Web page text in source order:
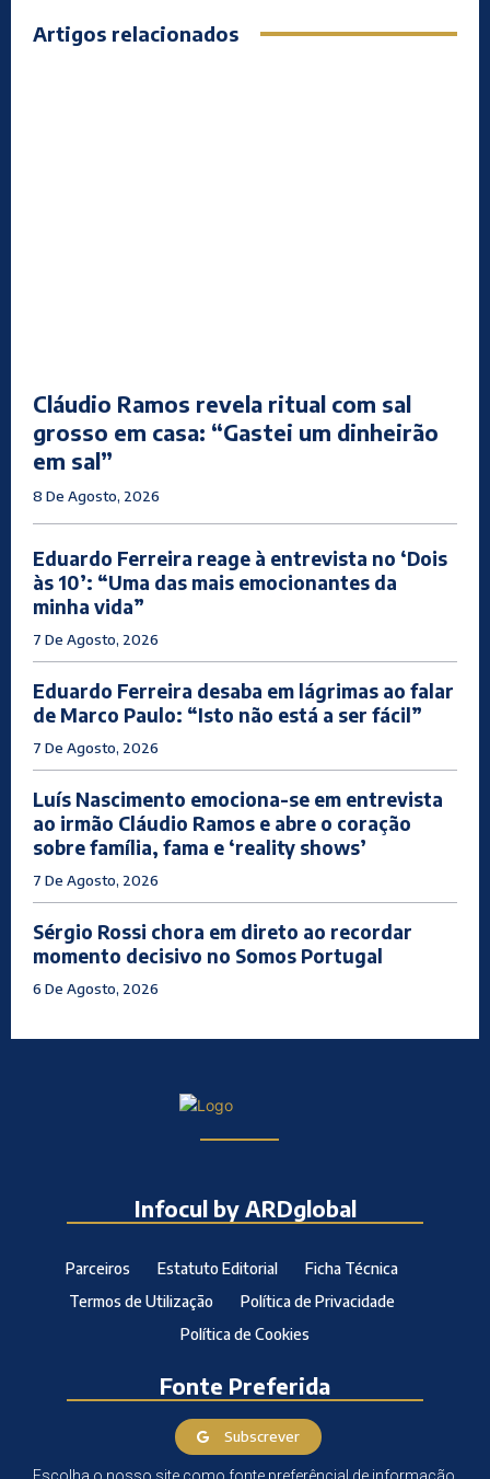
Artigos relacionados
Cláudio Ramos revela ritual com sal
grosso em casa: “Gastei um dinheirão
em sal”
8 De Agosto, 2026
Eduardo Ferreira reage à entrevista no ‘Dois
às 10’: “Uma das mais emocionantes da
minha vida”
7 De Agosto, 2026
Eduardo Ferreira desaba em lágrimas ao falar
de Marco Paulo: “Isto não está a ser fácil”
7 De Agosto, 2026
Luís Nascimento emociona-se em entrevista
ao irmão Cláudio Ramos e abre o coração
sobre família, fama e ‘reality shows’
7 De Agosto, 2026
Sérgio Rossi chora em direto ao recordar
momento decisivo no Somos Portugal
6 De Agosto, 2026
Infocul by ARDglobal
Parceiros Estatuto Editorial
Ficha Técnica
Termos de Utilização
Política de Privacidade
Política de Cookies
Fonte Preferida
Subscrever